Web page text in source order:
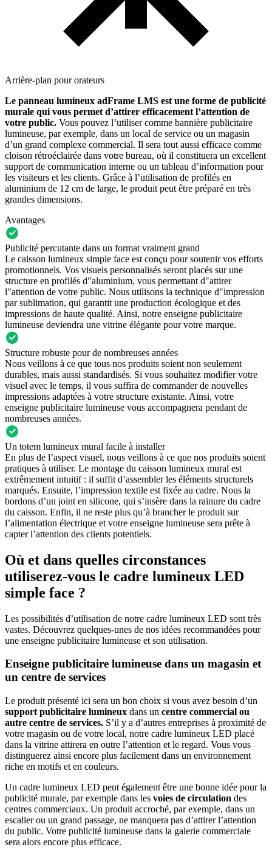
Arrière-plan pour orateurs
Le panneau lumineux adFrame LMS est une forme de publicité
murale qui vous permet d’attirer efficacement l’attention de
votre public. Vous pouvez l’utiliser comme bannière publicitaire
lumineuse, par exemple, dans un local de service ou un magasin
d’un grand complexe commercial. Il sera tout aussi efficace comme
cloison rétroéclairée dans votre bureau, où il constituera un excellent
support de communication interne ou un tableau d’information pour
les visiteurs et les clients. Grâce à l’utilisation de profilés en
aluminium de 12 cm de large, le produit peut être préparé en très
grandes dimensions.
Avantages
Publicité percutante dans un format vraiment grand
Le caisson lumineux simple face est conçu pour soutenir vos efforts
promotionnels. Vos visuels personnalisés seront placés sur une
structure en profilés d"aluminium, vous permettant d"attirer
l"attention de votre public. Nous utilisons la technique d"impression
par sublimation, qui garantit une production écologique et des
impressions de haute qualité. Ainsi, notre enseigne publicitaire
lumineuse deviendra une vitrine élégante pour votre marque.
Structure robuste pour de nombreuses années
Nous veillons à ce que tous nos produits soient non seulement
durables, mais aussi standardisés. Si vous souhaitez modifier votre
visuel avec le temps, il vous suffira de commander de nouvelles
impressions adaptées à votre structure existante. Ainsi, votre
enseigne publicitaire lumineuse vous accompagnera pendant de
nombreuses années.
Un totem lumineux mural facile à installer
En plus de l’aspect visuel, nous veillons à ce que nos produits soient
pratiques à utiliser. Le montage du caisson lumineux mural est
extrêmement intuitif : il suffit d’assembler les éléments structurels
marqués. Ensuite, l’impression textile est fixée au cadre. Nous la
bordons d’un joint en silicone, qui s’insère dans la rainure du cadre
du caisson. Enfin, il ne reste plus qu’à brancher le produit sur
l’alimentation électrique et votre enseigne lumineuse sera prête à
capter l’attention des clients potentiels.
Où et dans quelles circonstances
utiliserez-vous le cadre lumineux LED
simple face ?
Les possibilités d’utilisation de notre cadre lumineux LED sont très
vastes. Découvrez quelques-unes de nos idées recommandées pour
une enseigne publicitaire lumineuse et son utilisation.
Enseigne publicitaire lumineuse dans un magasin et
un centre de services
Le produit présenté ici sera un bon choix si vous avez besoin d’un
support publicitaire lumineux dans un centre commercial ou
autre centre de services. S’il y a d’autres entreprises à proximité de
votre magasin ou de votre local, notre cadre lumineux LED placé
dans la vitrine attirera en outre l’attention et le regard. Vous vous
distinguerez ainsi encore plus facilement dans un environnement
riche en motifs et en couleurs.
Un cadre lumineux LED peut également être une bonne idée pour la
publicité murale, par exemple dans les voies de circulation des
centres commerciaux. Un produit accroché, par exemple, dans un
escalier ou un grand passage, ne manquera pas d’attirer l’attention
du public. Votre publicité lumineuse dans la galerie commerciale
sera alors encore plus efficace.